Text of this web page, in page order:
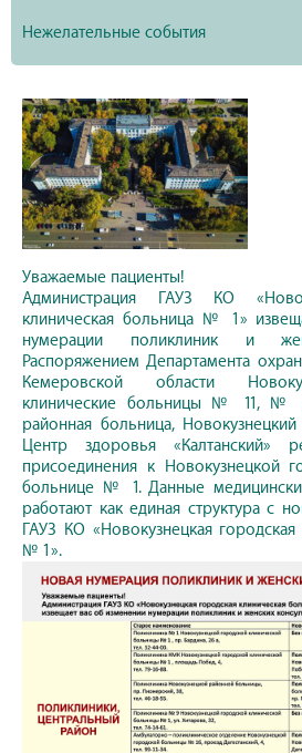
Нежелательные события
Уважаемые пациенты!
Администрация ГАУЗ КО
клиническая больница № 1»
нумерации поликлиник и
Распоряжением Департамента
Кемеровской области
клинические больницы № 11, №
районная больница,
Центр здоровья «Калтанский»
присоединения к Новокузнецкой
больнице № 1. Данные
работают как единая структура с
ГАУЗ КО «Новокузнецкая
№ 1».